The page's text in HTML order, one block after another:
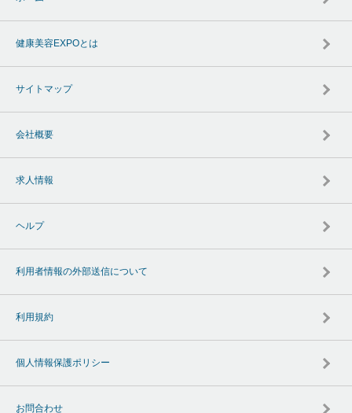
健康美容EXPOとは
サイトマップ
会社概要
求人情報
ヘルプ
利用者情報の外部送信について
利用規約
個人情報保護ポリシー
お問合わせ